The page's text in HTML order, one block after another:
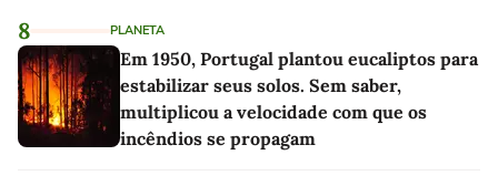
8 PLANETA
Em 1950, Portugal plantou eucaliptos para
estabilizar seus solos. Sem saber,
multiplicou a velocidade com que os
incêndios se propagam